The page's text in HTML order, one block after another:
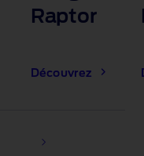
Raptor
Découvrez